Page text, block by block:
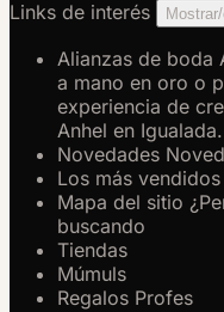
Links de interés
Alianzas de boda
a mano en oro o
experiencia de
Anhel en Igualada.
Novedades
Los más vendidos
Mapa del sitio
buscando
Tiendas
Múmuls
Regalos Profes